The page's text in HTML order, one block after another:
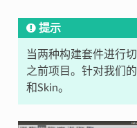
提示
当两种构建套件进行
之前项目。针对我们
和Skin。